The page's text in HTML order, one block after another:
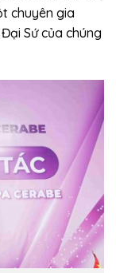
chuyên gia
Sứ của chúng